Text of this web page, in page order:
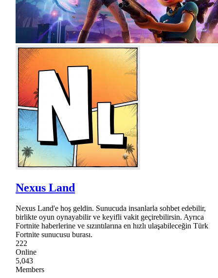
Nexus Land
Nexus Land'e hoş geldin. Sunucuda insanlarla sohbet edebilir,
birlikte oyun oynayabilir ve keyifli vakit geçirebilirsin. Ayrıca
Fortnite haberlerine ve sızıntılarına en hızlı ulaşabileceğin Türk
Fortnite sunucusu burası.
222
Online
5,043
Members